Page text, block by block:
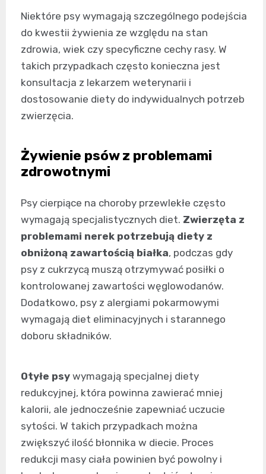
Niektóre psy wymagają szczególnego podejścia
do kwestii żywienia ze względu na stan
zdrowia, wiek czy specyficzne cechy rasy. W
takich przypadkach często konieczna jest
konsultacja z lekarzem weterynarii i
dostosowanie diety do indywidualnych potrzeb
zwierzęcia.
Żywienie psów z problemami
zdrowotnymi
Psy cierpiące na choroby przewlekłe często
wymagają specjalistycznych diet. Zwierzęta z
problemami nerek potrzebują diety z
obniżoną zawartością białka, podczas gdy
psy z cukrzycą muszą otrzymywać posiłki o
kontrolowanej zawartości węglowodanów.
Dodatkowo, psy z alergiami pokarmowymi
wymagają diet eliminacyjnych i starannego
doboru składników.
Otyłe psy wymagają specjalnej diety
redukcyjnej, która powinna zawierać mniej
kalorii, ale jednocześnie zapewniać uczucie
sytości. W takich przypadkach można
zwiększyć ilość błonnika w diecie. Proces
redukcji masy ciała powinien być powolny i